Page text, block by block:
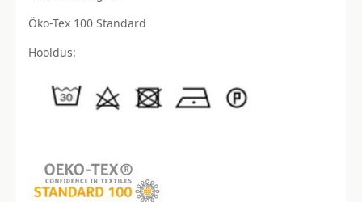
Öko-Tex 100 Standard
Hooldus: